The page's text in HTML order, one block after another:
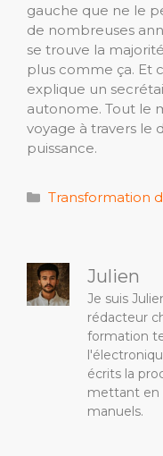
gauche que ne le
de nombreuses
se trouve la
plus comme ça. Et
explique un
autonome. Tout le
voyage à travers le
puissance.
Catégories
Transformation
Julien
Je suis
rédacteur
formation
écrits la
mettant en
manuels.